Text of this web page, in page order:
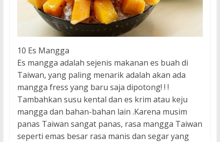
10 Es Mangga
Es mangga adalah sejenis makanan es buah di
Taiwan, yang paling menarik adalah akan ada
mangga fress yang baru saja dipotong! ! !
Tambahkan susu kental dan es krim atau keju
mangga dan bahan-bahan lain .Karena musim
panas Taiwan sangat panas, rasa mangga Taiwan
seperti emas besar rasa manis dan segar yang